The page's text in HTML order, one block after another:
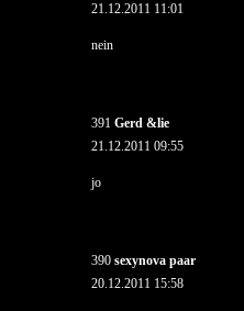
21.12.2011 11:01
nein
391 Gerd &lie
21.12.2011 09:55
jo
390 sexynova paar
20.12.2011 15:58